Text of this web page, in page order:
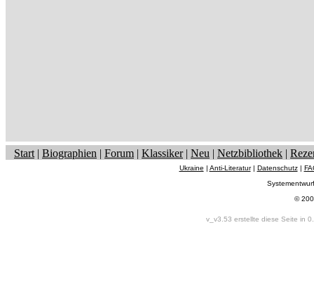
Start | Biographien | Forum | Klassiker| Neu | Netzbibliothek |
Ukraine | Anti-Literatur| Datenschutz|
©
v_v3.53 erstellte diese Seite in